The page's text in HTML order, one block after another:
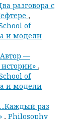
разговора с
,
of
и модели
—
,
of
и модели
раз
, Philosophy